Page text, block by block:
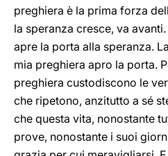
preghiera è la prima forza
la speranza cresce, va
apre la porta alla speranza.
mia preghiera apro la porta.
preghiera custodiscono le
che ripetono, anzitutto a sé
che questa vita, nonostante
prove, nonostante i suoi